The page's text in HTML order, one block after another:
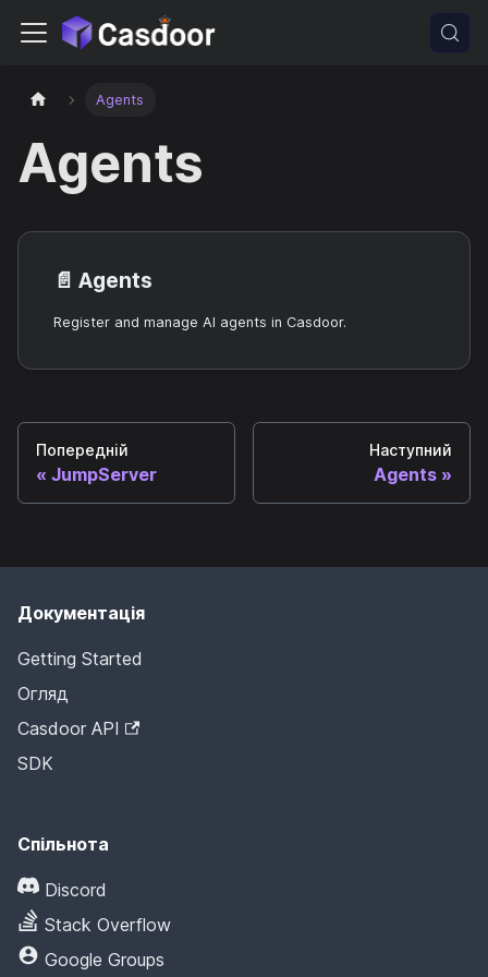
Agents
Agents
📄️ Agents
Register and manage AI agents in Casdoor.
Попередній
JumpServer
Наступний
Agents
Документація
Getting Started
Огляд
Casdoor API
SDK
Спільнота
Discord
Stack Overflow
Google Groups